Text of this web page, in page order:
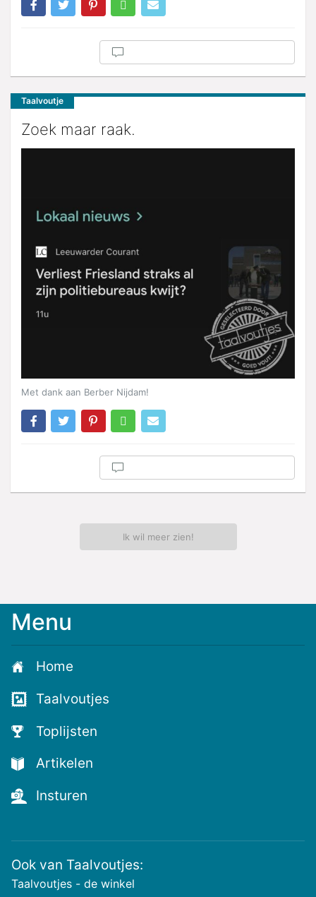
Taalvoutje
Zoek maar raak.
Met dank aan Berber Nijdam!
Ik wil meer zien!
Meld
voor
de
nieuwste
voutjes
en
de
voutste
nieuwtjes!
Menu
Home
Taalvoutjes
Toplijsten
Artikelen
Insturen
Ook van Taalvoutjes:
Taalvoutjes - de winkel